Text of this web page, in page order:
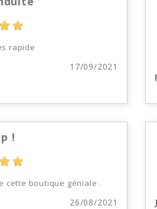
rapide
17/09/2021
!
cette boutique géniale .
26/08/2021